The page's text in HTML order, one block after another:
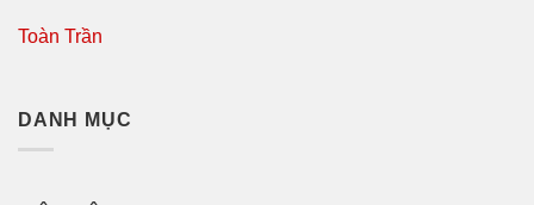
Toàn Trần
DANH MỤC